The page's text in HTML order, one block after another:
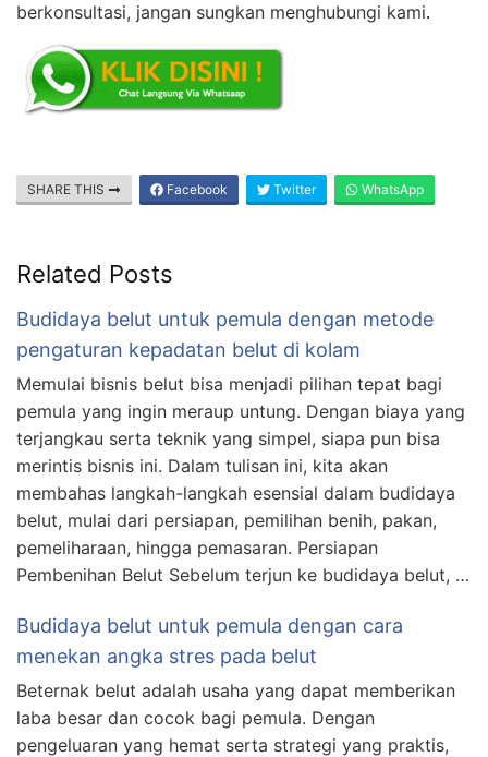
berkonsultasi, jangan sungkan menghubungi kami.
SHARE THIS Facebook Twitter WhatsApp
Related Posts
Budidaya belut untuk pemula dengan metode
pengaturan kepadatan belut di kolam
Memulai bisnis belut bisa menjadi pilihan tepat bagi
pemula yang ingin meraup untung. Dengan biaya yang
terjangkau serta teknik yang simpel, siapa pun bisa
merintis bisnis ini. Dalam tulisan ini, kita akan
membahas langkah-langkah esensial dalam budidaya
belut, mulai dari persiapan, pemilihan benih, pakan,
pemeliharaan, hingga pemasaran. Persiapan
Pembenihan Belut Sebelum terjun ke budidaya belut, …
Budidaya belut untuk pemula dengan cara
menekan angka stres pada belut
Beternak belut adalah usaha yang dapat memberikan
laba besar dan cocok bagi pemula. Dengan
pengeluaran yang hemat serta strategi yang praktis,